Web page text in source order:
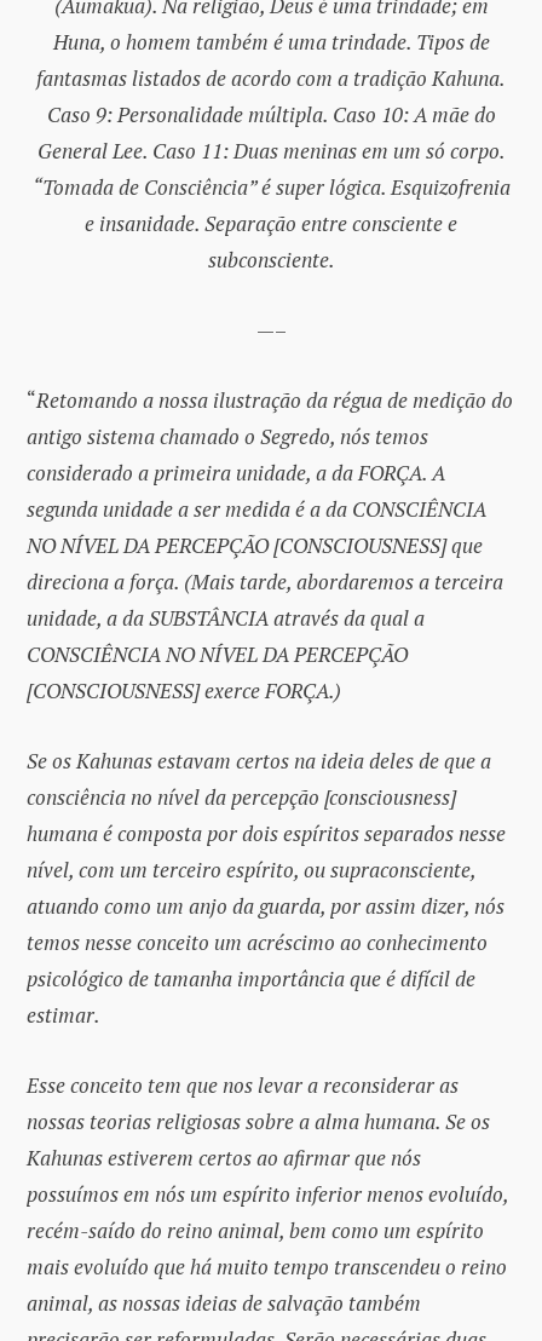
(Aumakua). Na religião, Deus é uma trindade; em
Huna, o homem também é uma trindade. Tipos de
fantasmas listados de acordo com a tradição Kahuna.
Caso 9: Personalidade múltipla. Caso 10: A mãe do
General Lee. Caso 11: Duas meninas em um só corpo.
“Tomada de Consciência” é super lógica. Esquizofrenia
e insanidade. Separação entre consciente e
subconsciente.
—–
“Retomando a nossa ilustração da régua de medição do
antigo sistema chamado o Segredo, nós temos
considerado a primeira unidade, a da FORÇA. A
segunda unidade a ser medida é a da CONSCIÊNCIA
NO NÍVEL DA PERCEPÇÃO [CONSCIOUSNESS] que
direciona a força. (Mais tarde, abordaremos a terceira
unidade, a da SUBSTÂNCIA através da qual a
CONSCIÊNCIA NO NÍVEL DA PERCEPÇÃO
[CONSCIOUSNESS] exerce FORÇA.)
Se os Kahunas estavam certos na ideia deles de que a
consciência no nível da percepção [consciousness]
humana é composta por dois espíritos separados nesse
nível, com um terceiro espírito, ou supraconsciente,
atuando como um anjo da guarda, por assim dizer, nós
temos nesse conceito um acréscimo ao conhecimento
psicológico de tamanha importância que é difícil de
estimar.
Esse conceito tem que nos levar a reconsiderar as
nossas teorias religiosas sobre a alma humana. Se os
Kahunas estiverem certos ao afirmar que nós
possuímos em nós um espírito inferior menos evoluído,
recém-saído do reino animal, bem como um espírito
mais evoluído que há muito tempo transcendeu o reino
animal, as nossas ideias de salvação também